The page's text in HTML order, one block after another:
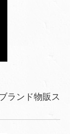
ランド物販ス